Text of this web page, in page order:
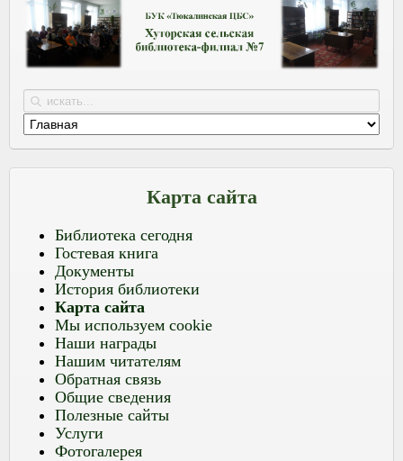
Карта сайта
Библиотека сегодня
Гостевая книга
Документы
История библиотеки
Карта сайта
Мы используем cookie
Наши награды
Нашим читателям
Обратная связь
Общие сведения
Полезные сайты
Услуги
Фотогалерея